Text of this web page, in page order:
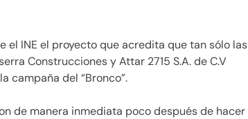
el INE el proyecto que acredita que tan sólo las
Construcciones y Attar 2715 S.A. de C.V
campaña del “Bronco”.
de manera inmediata poco después de hacer